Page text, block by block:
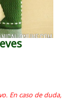
En caso de duda,